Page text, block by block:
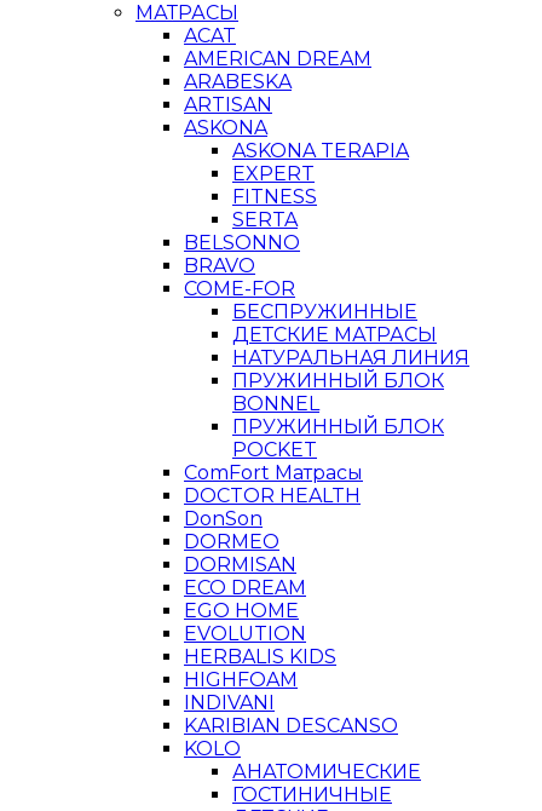
МАТРАСЫ
ACAT
AMERICAN DREAM
ARABESKA
ARTISAN
ASKONA
ASKONA TERAPIA
EXPERT
FITNESS
SERTA
BELSONNO
BRAVO
COME-FOR
БЕСПРУЖИННЫЕ
ДЕТСКИЕ МАТРАСЫ
НАТУРАЛЬНАЯ ЛИНИЯ
ПРУЖИННЫЙ БЛОК
BONNEL
ПРУЖИННЫЙ БЛОК
POCKET
ComFort Матрасы
DOCTOR HEALTH
DonSon
DORMEO
DORMISAN
ECO DREAM
EGO HOME
EVOLUTION
HERBALIS KIDS
HIGHFOAM
INDIVANI
KARIBIAN DESCANSO
KOLO
АНАТОМИЧЕСКИЕ
ГОСТИНИЧНЫЕ